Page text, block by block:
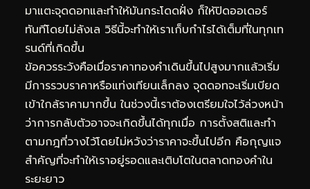
มาแตะจุดดอทและทำให้มันกระโดดฝั่ง ก็ให้ปิดออเดอร์
ทันทีโดยไม่ลังเล วิธีนี้จะทำให้เราเก็บกำไรได้เต็มที่ในทุกเท
รนด์ที่เกิดขึ้น
ข้อควรระวังคือเมื่อราคาทองคำเดินขึ้นไปสูงมากแล้วเริ่ม
มีการรวบราคาหรือแท่งเทียนเล็กลง จุดดอทจะเริ่มเบียด
เข้าใกล้ราคามากขึ้น ในช่วงนี้เราต้องเตรียมใจไว้ล่วงหน้า
ว่าการกลับตัวอาจจะเกิดขึ้นได้ทุกเมื่อ การตั้งสติและทำ
ตามกฎที่วางไว้โดยไม่หวังว่าราคาจะขึ้นไปอีก คือกุญแจ
สำคัญที่จะทำให้เราอยู่รอดและเติบโตในตลาดทองคำใน
ระยะยาว